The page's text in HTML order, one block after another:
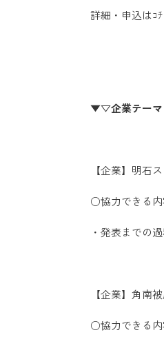
詳細・申込は
▼▽企業テー
【企業】明石
○協力できる
・発表までの
【企業】角南
○協力できる